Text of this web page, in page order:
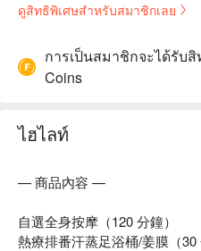
ดูสิทธิพิเศษสำหรับสมาชิกเลย
การเป็นสมาชิกจะได้รับ
Coins
ไฮไลท์
— 商品內容 —
自選全身按摩（120 分鐘）
熱療排番汗蒸足浴桶/姜膜（30